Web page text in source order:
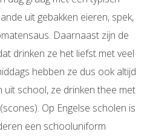
uit gebakken eieren, spek,
Daarnaast zijn de
drinken ze het liefst met veel
hebben ze dus ook altijd
uit school, ze drinken thee met
Op Engelse scholen is
een schooluniform